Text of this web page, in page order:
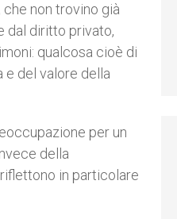
non trovino già
dal diritto privato,
qualcosa cioè di
e del valore della
per un
della
in particolare